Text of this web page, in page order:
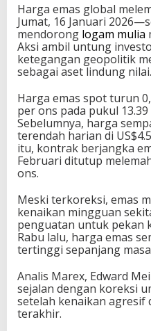
Harga emas global
Jumat, 16 Januari
mendorong logam mulia
Aksi ambil untung
ketegangan geopolitik
sebagai aset lindung nilai.
Harga emas spot turun
per ons pada pukul
Sebelumnya, harga
terendah harian di
itu, kontrak berjangka
Februari ditutup
ons.
Meski terkoreksi, emas
kenaikan mingguan
penguatan untuk pekan
Rabu lalu, harga emas
tertinggi sepanjang
Analis Marex, Edward
sejalan dengan koreksi
setelah kenaikan agresif
terakhir.